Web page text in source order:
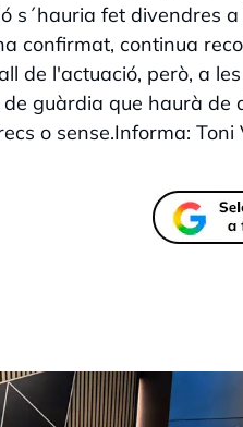
s´hauria fet divendres
confirmat, continua
de l'actuació, però, a
guàrdia que haurà de
o sense.Informa: Toni